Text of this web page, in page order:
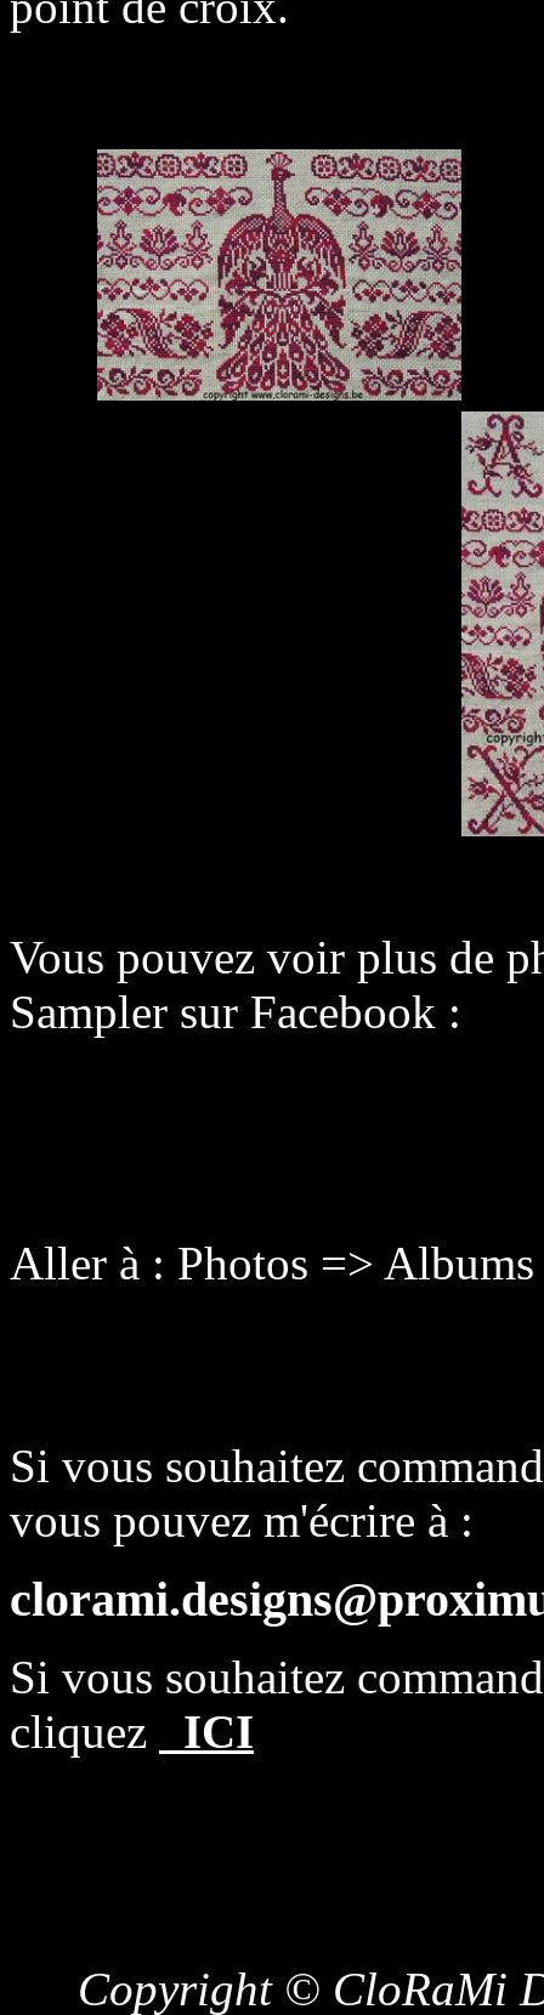
Vous pouvez voir plus de
Sampler sur Facebook :
Aller à : Photos =>
Si vous souhaitez
vous pouvez m'écrire à :
Si vous souhaitez
cliquez
ICI
Copyright © CloRaMi